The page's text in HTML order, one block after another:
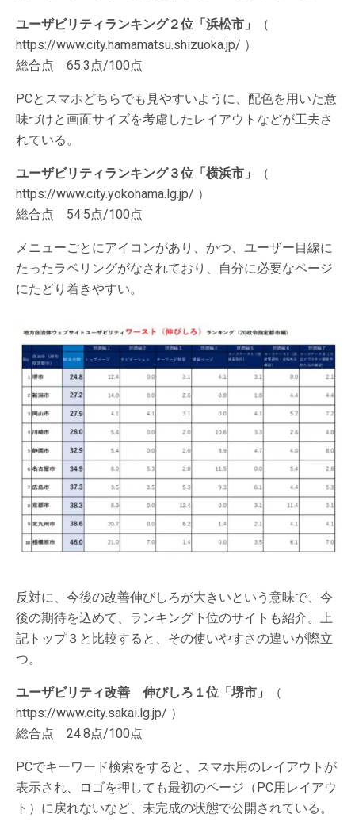
ユーザビリティランキング２位「浜松市」
（
https://www.city.hamamatsu.shizuoka.jp/ ）
総合点 65.3点/100点
PCとスマホどちらでも見やすいように、配色を用いた意
味づけと画面サイズを考慮したレイアウトなどが工夫さ
れている。
ユーザビリティランキング３位「横浜市」
（
https://www.city.yokohama.lg.jp/ ）
総合点 54.5点/100点
メニューごとにアイコンがあり、かつ、ユーザー目線に
たったラベリングがなされており、自分に必要なページ
にたどり着きやすい。
反対に、今後の改善伸びしろが大きいという意味で、今
後の期待を込めて、ランキング下位のサイトも紹介。上
記トップ３と比較すると、その使いやすさの違いが際立
つ。
ユーザビリティ改善 伸びしろ１位「堺市」
（
https://www.city.sakai.lg.jp/ ）
総合点 24.8点/100点
PCでキーワード検索をすると、スマホ用のレイアウトが
表示され、ロゴを押しても最初のページ（PC用レイアウ
ト）に戻れないなど、未完成の状態で公開されている。